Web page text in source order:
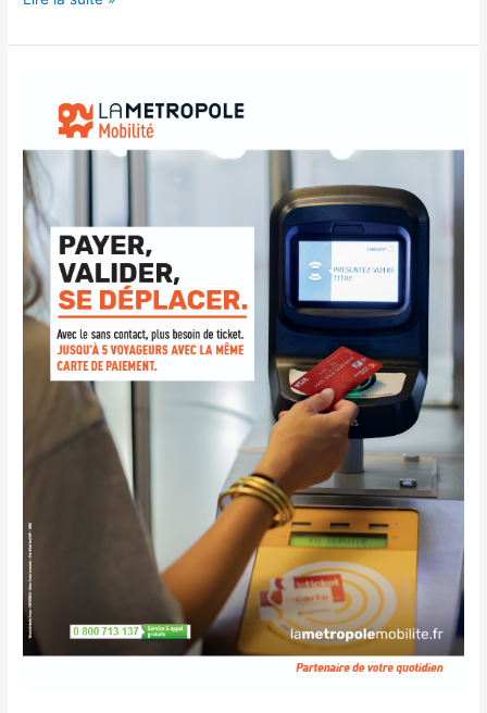
MÉTROPOLE
MOBILITÉ
:
PAIEMENT
SANS
CONTACT
–
MULTI-
VALIDATION